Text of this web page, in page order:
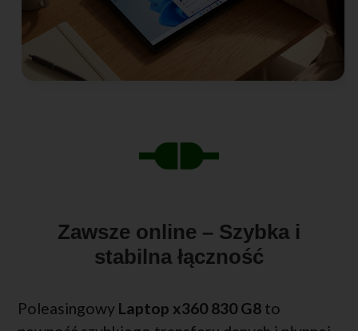
Zawsze online – Szybka i
stabilna łączność
Poleasingowy Laptop x360 830 G8 to